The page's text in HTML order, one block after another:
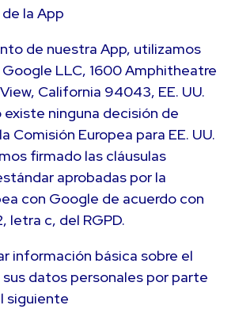
la App
de nuestra App, utilizamos
LLC, 1600 Amphitheatre
California 94043, EE. UU.
ninguna decisión de
Comisión Europea para EE. UU.
firmado las cláusulas
aprobadas por la
con Google de acuerdo con
letra c, del RGPD.
información básica sobre el
datos personales por parte
siguiente